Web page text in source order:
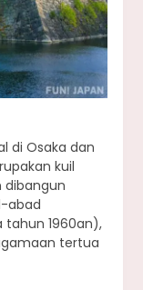
di Osaka dan
kuil
dibangun
abad
tahun 1960an),
tertua